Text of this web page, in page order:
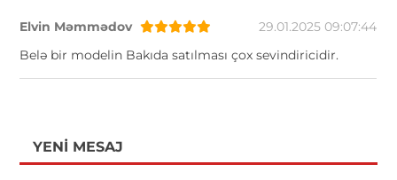
Elvin Məmmədov
29.01.2025 09:07:44
Belə bir modelin Bakıda satılması çox sevindiricidir.
YENI MESAJ